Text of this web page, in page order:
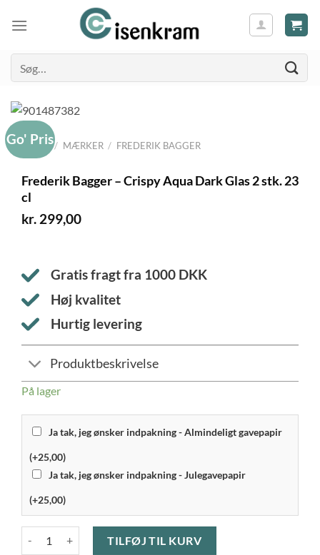
efter:
FORSIDE / MÆRKER / FREDERIK BAGGER
Go' Pris
Frederik Bagger – Crispy Aqua Dark Glas 2 stk. 23
cl
kr. 299,00
Gratis fragt fra 1000 DKK
Høj kvalitet
Hurtig levering
Produktbeskrivelse
På lager
Ja tak, jeg ønsker indpakning - Almindeligt gavepapir
(+25,00)
Ja tak, jeg ønsker indpakning - Julegavepapir
(+25,00)
TILFØJ TIL KURV